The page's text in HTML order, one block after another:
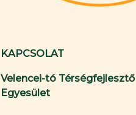
KAPCSOLAT
Velencei-tó Térségfejlesztő
Egyesület